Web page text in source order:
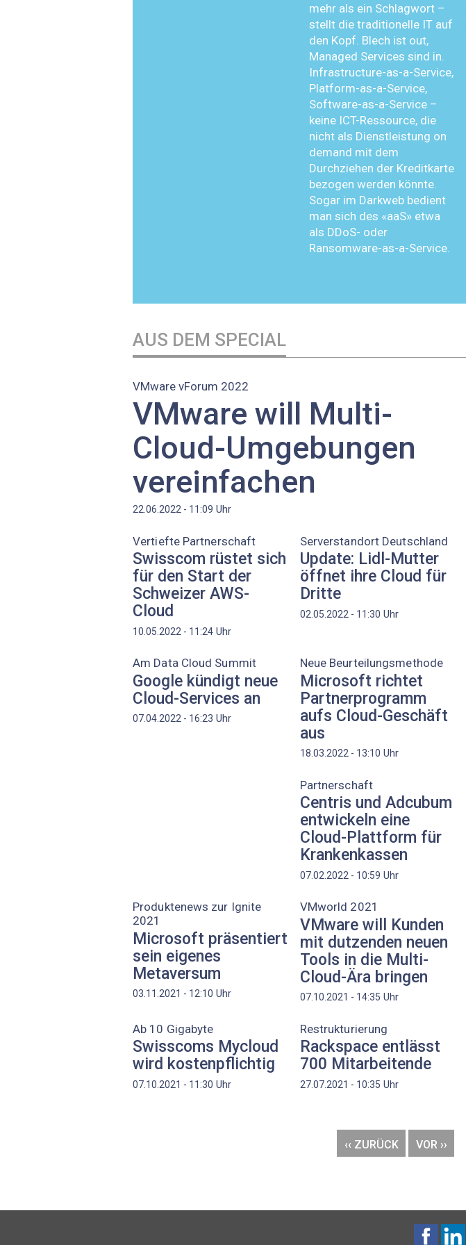
mehr als ein Schlagwort –
stellt die traditionelle IT auf
den Kopf. Blech ist out,
Managed Services sind in.
Infrastructure-as-a-Service,
Platform-as-a-Service,
Software-as-a-Service –
keine ICT-Ressource, die
nicht als Dienstleistung on
demand mit dem
Durchziehen der Kreditkarte
bezogen werden könnte.
Sogar im Darkweb bedient
man sich des «aaS» etwa
als DDoS- oder
Ransomware-as-a-Service.
AUS DEM SPECIAL
VMware vForum 2022
VMware will Multi-
Cloud-Umgebungen
vereinfachen
22.06.2022 - 11:09 Uhr
Vertiefte Partnerschaft
Swisscom rüstet sich
für den Start der
Schweizer AWS-
Cloud
10.05.2022 - 11:24 Uhr
Serverstandort Deutschland
Update: Lidl-Mutter
öffnet ihre Cloud für
Dritte
02.05.2022 - 11:30 Uhr
Am Data Cloud Summit
Google kündigt neue
Cloud-Services an
07.04.2022 - 16:23 Uhr
Neue Beurteilungsmethode
Microsoft richtet
Partnerprogramm
aufs Cloud-Geschäft
aus
18.03.2022 - 13:10 Uhr
Partnerschaft
Centris und Adcubum
entwickeln eine
Cloud-Plattform für
Krankenkassen
07.02.2022 - 10:59 Uhr
Produktenews zur Ignite
2021
Microsoft präsentiert
sein eigenes
Metaversum
03.11.2021 - 12:10 Uhr
VMworld 2021
VMware will Kunden
mit dutzenden neuen
Tools in die Multi-
Cloud-Ära bringen
07.10.2021 - 14:35 Uhr
Ab 10 Gigabyte
Swisscoms Mycloud
wird kostenpflichtig
07.10.2021 - 11:30 Uhr
Restrukturierung
Rackspace entlässt
700 Mitarbeitende
27.07.2021 - 10:35 Uhr
VORHERIGE
‹‹ ZURÜCK
NÄCHSTE
VOR ››